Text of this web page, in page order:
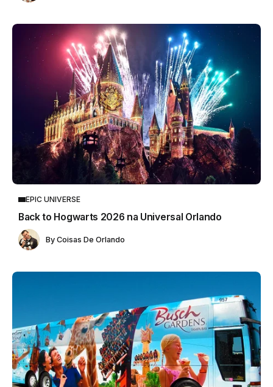
EPIC UNIVERSE
Back to Hogwarts 2026 na Universal Orlando
By Coisas De Orlando